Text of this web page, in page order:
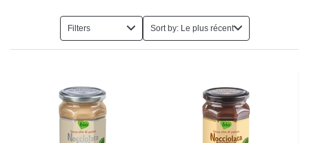
Filters Sort by: Le plus récent